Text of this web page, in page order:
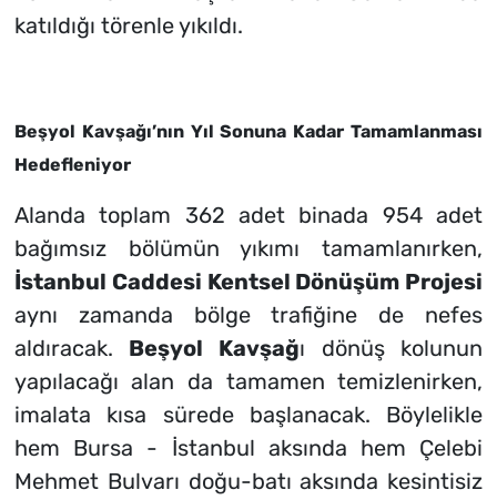
katıldığı törenle yıkıldı.
Beşyol Kavşağı’nın Yıl Sonuna Kadar Tamamlanması
Hedefleniyor
Alanda toplam 362 adet binada 954 adet
bağımsız bölümün yıkımı tamamlanırken,
İstanbul Caddesi Kentsel Dönüşüm Projesi
aynı zamanda bölge trafiğine de nefes
aldıracak. Beşyol Kavşağı dönüş kolunun
yapılacağı alan da tamamen temizlenirken,
imalata kısa sürede başlanacak. Böylelikle
hem Bursa - İstanbul aksında hem Çelebi
Mehmet Bulvarı doğu-batı aksında kesintisiz